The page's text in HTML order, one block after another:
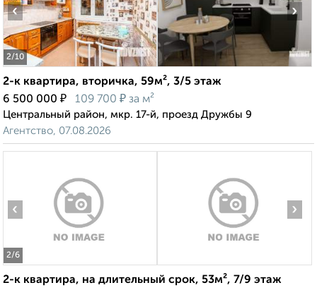
2/10
‹ ›
2-к квартира, вторичка, 59м², 3/5 этаж
6 500 000 ₽ 109 700 ₽ за м²
Центральный район, мкр. 17-й, проезд Дружбы 9
Агентство, 07.08.2026
2/6
‹ ›
2-к квартира, на длительный срок, 53м², 7/9 этаж